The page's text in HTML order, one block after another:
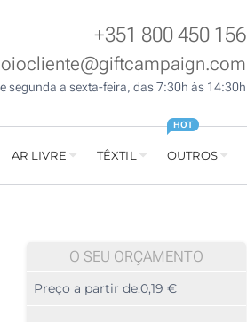
+351 800 450 156
segunda a sexta-feira, das 7:30h às 14:30h
AR LIVRE TÊXTIL OUTROS
HOT
O SEU ORÇAMENTO
Preço a partir de:0,19 €